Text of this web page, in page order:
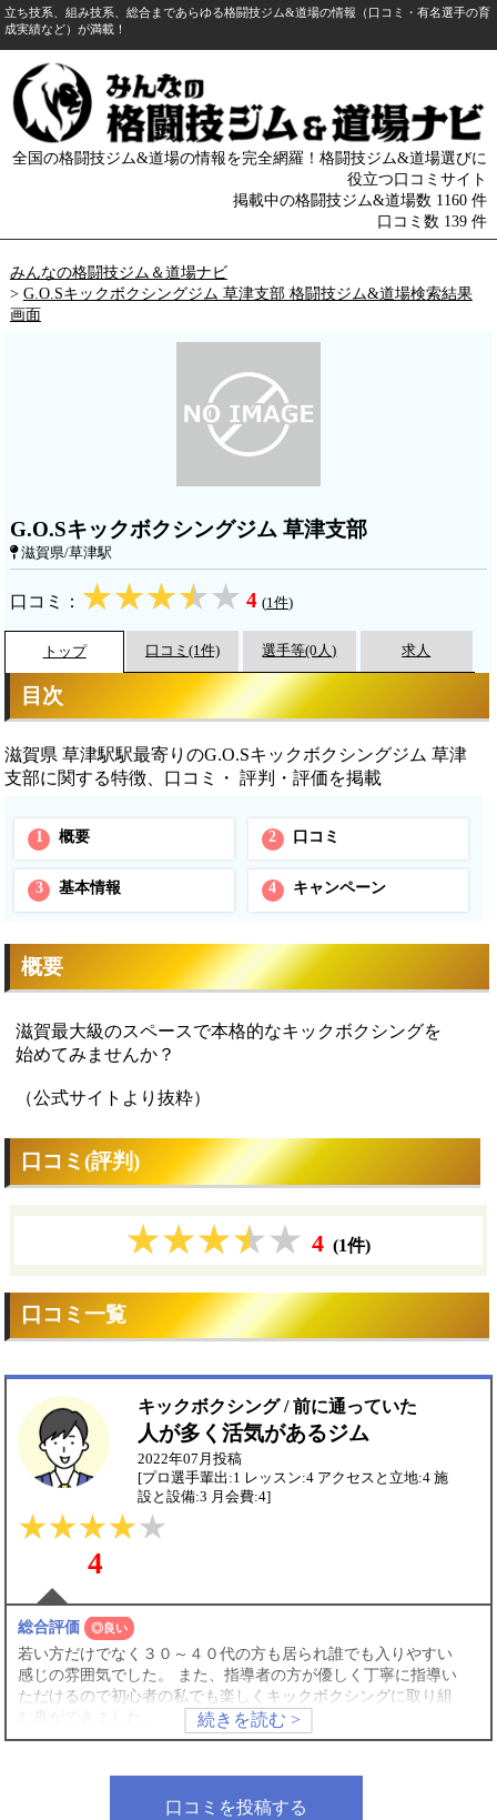
立ち技系、組み技系、総合まであらゆる格闘技ジム&道場の情報（口コミ・有名選手の育
成実績など）が満載！
全国の格闘技ジム&道場の情報を完全網羅！格闘技ジム&道場選びに
役立つ口コミサイト
掲載中の格闘技ジム&道場数 1160 件
口コミ数 139 件
みんなの格闘技ジム＆道場ナビ
> G.O.Sキックボクシングジム 草津支部 格闘技ジム&道場検索結果
画面
G.O.Sキックボクシングジム 草津支部
滋賀県/草津駅
口コミ： 4 (1件)
トップ 口コミ(1件) 選手等(0人) 求人
目次
滋賀県 草津駅駅最寄りのG.O.Sキックボクシングジム 草津
支部に関する特徴、口コミ・ 評判・評価を掲載
1 概要 2 口コミ
3 基本情報 4 キャンペーン
概要
滋賀最大級のスペースで本格的なキックボクシングを
始めてみませんか？
（公式サイトより抜粋）
口コミ(評判)
4 (1件)
口コミ一覧
キックボクシング / 前に通っていた
人が多く活気があるジム
2022年07月投稿
[プロ選手輩出:1 レッスン:4 アクセスと立地:4 施
設と設備:3 月会費:4]
4
総合評価 ◎良い
若い方だけでなく３０～４０代の方も居られ誰でも入りやすい
感じの雰囲気でした。 また、指導者の方が優しく丁寧に指導い
ただけるので初心者の私でも楽しくキックボクシングに取り組
プロ選手の方などの経歴が載ったようなポスターや掲示物等が
ジム内に見当たらなかったので詳しくはわかりません。
口コミを投稿する